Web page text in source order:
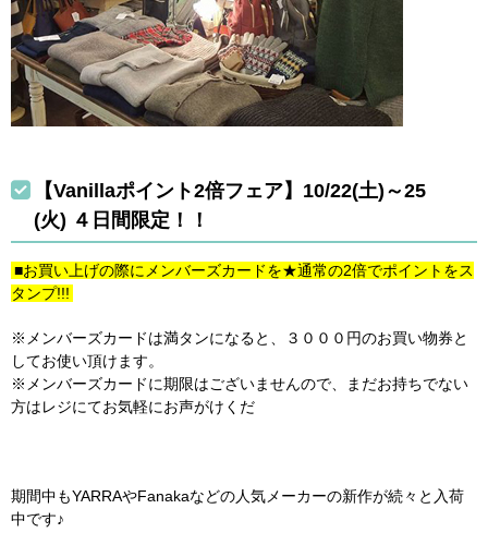
【Vanillaポイント2倍フェア】10/22(土)～25
(火) ４日間限定！！
■お買い上げの際にメンバーズカードを★通常の2倍でポイントをス
タンプ!!!
※メンバーズカードは満タンになると、３０００円のお買い物券と
してお使い頂けます。
※メンバーズカードに期限はございませんので、まだお持ちでない
方はレジにてお気軽にお声がけくだ
期間中もYARRAやFanakaなどの人気メーカーの新作が続々と入荷
中です♪